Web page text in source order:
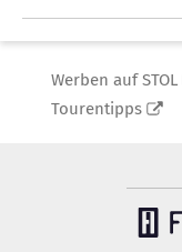
Werben auf STOL
Tourentipps